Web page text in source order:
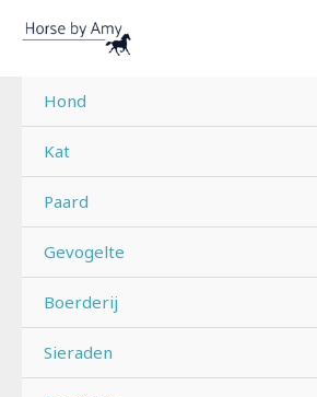
naar
inhoudHond
Kat
Paard
Gevogelte
Boerderij
Sieraden